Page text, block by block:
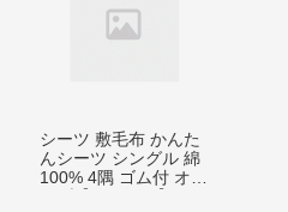
シーツ 敷毛布 かんた
んシーツ シングル 綿
100% 4隅 ゴム付 オリ